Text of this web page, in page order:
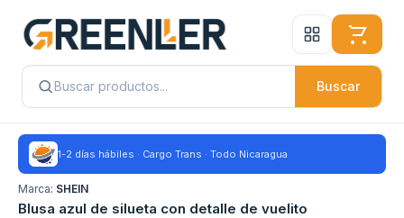
Buscar
1-2 días hábiles · Cargo Trans · Todo Nicaragua
Marca: SHEIN
Blusa azul de silueta con detalle de vuelito